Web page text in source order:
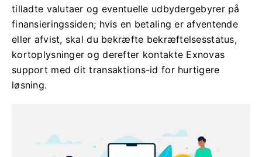
tilladte valutaer og eventuelle udbydergebyrer på
finansieringssiden; hvis en betaling er afventende
eller afvist, skal du bekræfte bekræftelsesstatus,
kortoplysninger og derefter kontakte Exnovas
support med dit transaktions-id for hurtigere
løsning.